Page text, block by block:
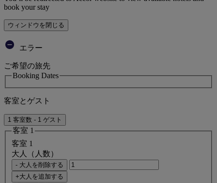
book your stay
ウィンドウを閉じる
エラー
ご希望の旅先
Booking Dates
客室とゲスト
1 客室数 - 1 ゲスト
客室 1
客室 1
大人（人数）
- 大人を削除する
+大人を追加する